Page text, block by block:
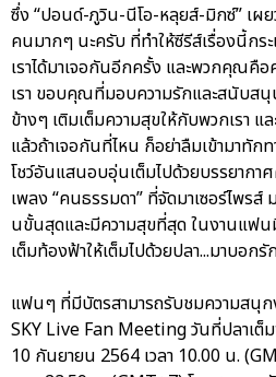
ซึ่ง “ปอนด์-ภูวิน-นีโอ-หลุยส์-มิกซ์” เ
คนมากๆ นะครับ ที่ทำให้ซีรีส์เรื่องนี้กร
เราได้มาเจอกันอีกครั้ง และพวกคุณคื
เรา ขอบคุณที่มอบความรักและสนับ
ข้างๆ เติมเต็มความสุขให้กับพวกเรา
แล้วถ้าเจอกันที่ไหน ก็อย่าลืมเข้ามาทั
โชว์อันแสนอบอุ่นเต็มไปด้วยบรรยากา
เพลง “คนธรรมดา” ที่จัดมาเซอร์ไพร
นขั้นสุดและมีความสุขที่สุด ในงานแฟน
เต็มท้องฟ้าให้เต็มไปด้วยปลา...มาบอ
แฟนๆ ที่มีบัตรสามารถรับชมความสนุ
SKY Live Fan Meeting วันที่ปลาเต็
10 กันยายน 2564 เวลา 10.00 น.